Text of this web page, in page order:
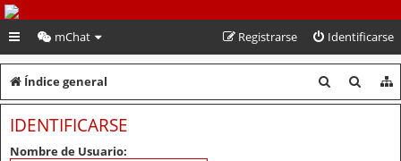
PeruVoley.com
mChat Identificarse
Registrarse
Índice general
u
u
IDENTIFICARSE
Nombre de Usuario: